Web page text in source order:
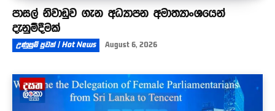
පාසල් නිවාඩුව ගැන අධ්‍යාපන අමාත්‍යාංශයෙන්
දැනුම්දීමක්
උණුසුම් පුවත් | Hot News August 6, 2026